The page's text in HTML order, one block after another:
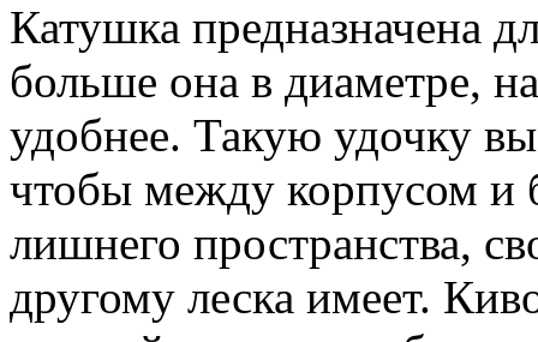
Катушка предназначена
больше она в диаметре,
удобнее. Такую удочку
чтобы между корпусом и
лишнего пространства,
другому леска имеет.